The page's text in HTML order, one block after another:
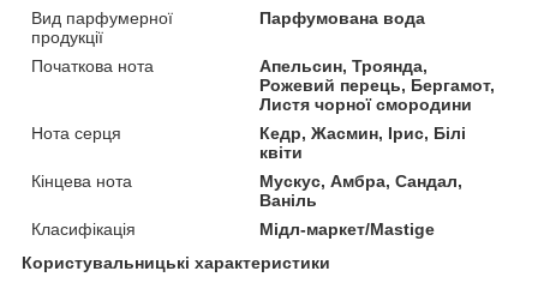
Вид парфумерної
продукції
Парфумована вода
Початкова нота
Апельсин, Троянда,
Рожевий перець, Бергамот,
Листя чорної смородини
Нота серця
Кедр, Жасмин, Ірис, Білі
квіти
Кінцева нота
Мускус, Амбра, Сандал,
Ваніль
Класифікація
Мідл-маркет/Mastige
Користувальницькі характеристики